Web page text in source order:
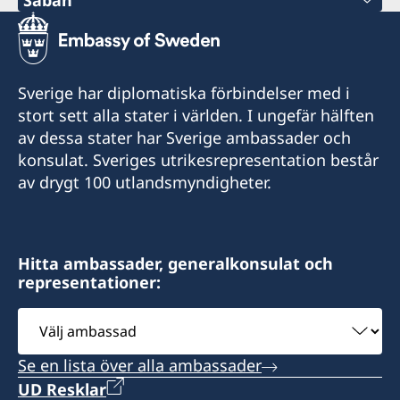
+60-19-444 6686
+604-3717591
E-post:
oglconsultancy@gmail.com
Midlands Park Complex, Jalan Burma, 10350
Pulau Pinang
Honorärkonsul
Ooi Geok Ling
Tel:
+6016-5000 559
E-post:
elizabethfilex@hotmail.com
Lot 32A-18, Lrg 1F, KKIP Selatan SMI Phase II,
Öppettider/Business Hour :
Monday – Friday = 09.00 am – 12.30 pm and
13.30 pm – 4.30 pm
Honorärkonsul
Sverige har diplomatiska förbindelser med i
stort sett alla stater i världen. I ungefär hälften
av dessa stater har Sverige ambassader och
konsulat. Sveriges utrikesrepresentation består
av drygt 100 utlandsmyndigheter.
Hitta ambassader, generalkonsulat och
representationer:
Välj
ambassad
Se en lista över alla ambassader
UD Resklar